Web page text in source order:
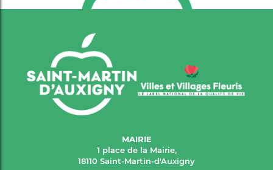
MAIRIE
1 place de la Mairie,
18110 Saint-Martin-d'Auxigny